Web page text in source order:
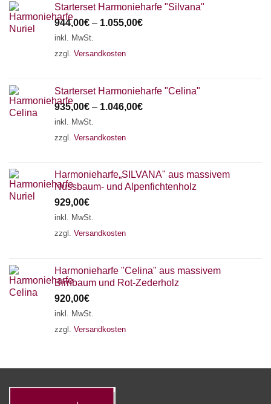
Starterset Harmonieharfe "Silvana"
944,00€ – 1.055,00€
inkl. MwSt.
zzgl. Versandkosten
Starterset Harmonieharfe "Celina"
935,00€ – 1.046,00€
inkl. MwSt.
zzgl. Versandkosten
Harmonieharfe„SILVANA" aus massivem
Nussbaum- und Alpenfichtenholz
929,00€
inkl. MwSt.
zzgl. Versandkosten
Harmonieharfe "Celina" aus massivem
Birnbaum und Rot-Zederholz
920,00€
inkl. MwSt.
zzgl. Versandkosten